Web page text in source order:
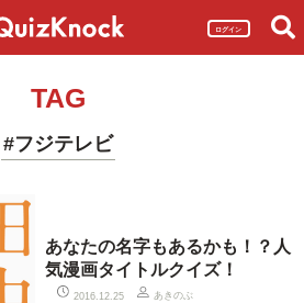
ログイン
TAG
#フジテレビ
あなたの名字もあるかも！？人
気漫画タイトルクイズ！
2016.12.25 あきのぶ